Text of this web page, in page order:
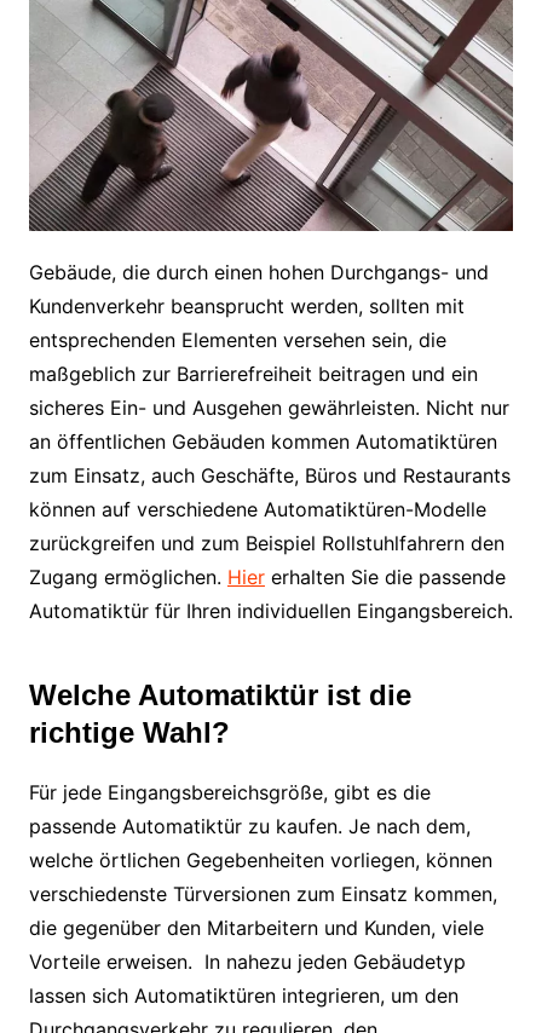
Gebäude, die durch einen hohen Durchgangs- und
Kundenverkehr beansprucht werden, sollten mit
entsprechenden Elementen versehen sein, die
maßgeblich zur Barrierefreiheit beitragen und ein
sicheres Ein- und Ausgehen gewährleisten. Nicht nur
an öffentlichen Gebäuden kommen Automatiktüren
zum Einsatz, auch Geschäfte, Büros und Restaurants
können auf verschiedene Automatiktüren-Modelle
zurückgreifen und zum Beispiel Rollstuhlfahrern den
Zugang ermöglichen. Hiererhalten Sie die passende
Automatiktür für Ihren individuellen Eingangsbereich.
Welche Automatiktür ist die
richtige Wahl?
Für jede Eingangsbereichsgröße, gibt es die
passende Automatiktür zu kaufen. Je nach dem,
welche örtlichen Gegebenheiten vorliegen, können
verschiedenste Türversionen zum Einsatz kommen,
die gegenüber den Mitarbeitern und Kunden, viele
Vorteile erweisen. In nahezu jeden Gebäudetyp
lassen sich Automatiktüren integrieren, um den